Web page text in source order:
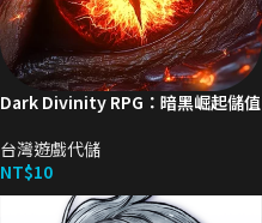
Dark Divinity RPG：暗黑崛起儲值
台灣遊戲代儲
NT$10